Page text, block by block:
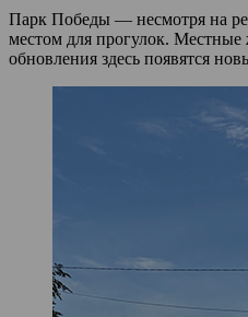
Парк Победы — несмотря на
местом для прогулок. Местные
обновления здесь появятся